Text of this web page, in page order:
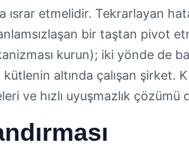
ısrar etmelidir. Tekrarlayan
bir taştan pivot
kurun); iki yönde de
altında çalışan şirket.
ve hızlı uyuşmazlık çözümü